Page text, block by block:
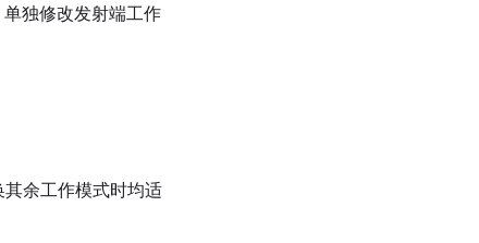
独修改发射端工作
余工作模式时均适